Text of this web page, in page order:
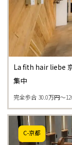
La fith hair liebe
集中
完全歩合 30.0万円〜
C-京都